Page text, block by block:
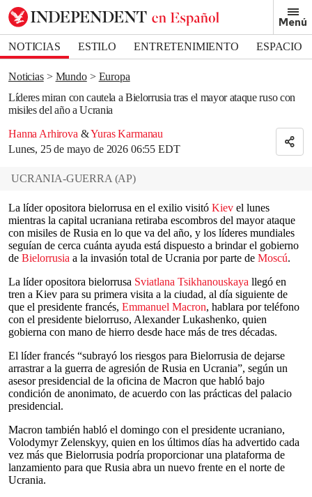
Menú
NOTICIAS ESTILO ENTRETENIMIENTO
ESPACIO
DEPORTES
Noticias Mundo
Europa
Líderes miran con cautela a Bielorrusia tras el mayor ataque ruso con
misiles del año a Ucrania
Hanna Arhirova &Yuras Karmanau
Lunes, 25 de mayo de 2026 06:55 EDT
Bookmark popover
Removed from bookmarks
Close popover
UCRANIA-GUERRA (AP)
La líder opositora bielorrusa en el exilio visitó Kiev el lunes
mientras la capital ucraniana retiraba escombros del mayor ataque
con misiles de Rusia en lo que va del año, y los líderes mundiales
seguían de cerca cuánta ayuda está dispuesto a brindar el gobierno
de Bielorrusia a la invasión total de Ucrania por parte de Moscú.
La líder opositora bielorrusa Sviatlana Tsikhanouskaya llegó en
tren a Kiev para su primera visita a la ciudad, al día siguiente de
que el presidente francés, Emmanuel Macron, hablara por teléfono
con el presidente bielorruso, Alexander Lukashenko, quien
gobierna con mano de hierro desde hace más de tres décadas.
El líder francés “subrayó los riesgos para Bielorrusia de dejarse
arrastrar a la guerra de agresión de Rusia en Ucrania”, según un
asesor presidencial de la oficina de Macron que habló bajo
condición de anonimato, de acuerdo con las prácticas del palacio
presidencial.
Macron también habló el domingo con el presidente ucraniano,
Volodymyr Zelenskyy, quien en los últimos días ha advertido cada
vez más que Bielorrusia podría proporcionar una plataforma de
lanzamiento para que Rusia abra un nuevo frente en el norte de
Ucrania.